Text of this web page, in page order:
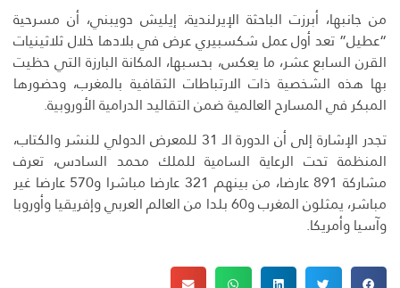
من جانبها، أبرزت الباحثة الإيرلندية، إيليش دويبني، أن مسرحية
“عطيل” تعد أول عمل شكسبيري عرض في بلادها خلال ثلاثينيات
القرن السابع عشر، ما يعكس، بحسبها، المكانة البارزة التي حظيت
بها هذه الشخصية ذات الارتباطات الثقافية بالمغرب، وحضورها
المبكر في المسارح العالمية ضمن التقاليد الدرامية الأوروبية.
تجدر الإشارة إلى أن الدورة الـ 31 للمعرض الدولي للنشر والكتاب،
المنظمة تحت الرعاية السامية للملك محمد السادس، تعرف
مشاركة 891 عارضا، من بينهم 321 عارضا مباشرا و570 عارضا غير
مباشر، يمثلون المغرب و60 بلدا من العالم العربي وإفريقيا وأوروبا
وآسيا وأمريكا.